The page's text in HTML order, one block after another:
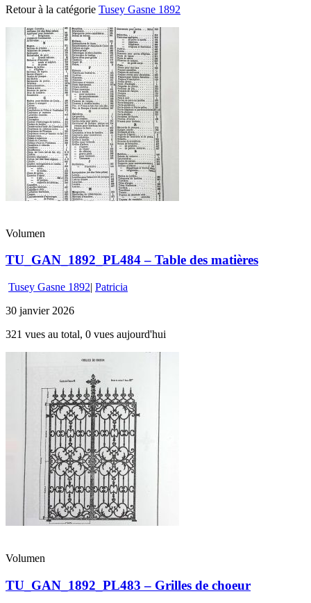
Retour à la catégorie Tusey Gasne 1892
Volumen
TU_GAN_1892_PL484 – Table des matières
Tusey Gasne 1892| Patricia
30 janvier 2026
321 vues au total, 0 vues aujourd'hui
Volumen
TU_GAN_1892_PL483 – Grilles de choeur